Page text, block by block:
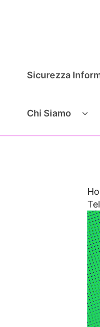
Sicurezza
Chi Siamo